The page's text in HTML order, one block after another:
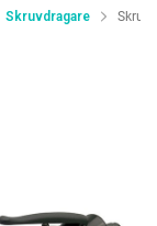
Skruvdragare